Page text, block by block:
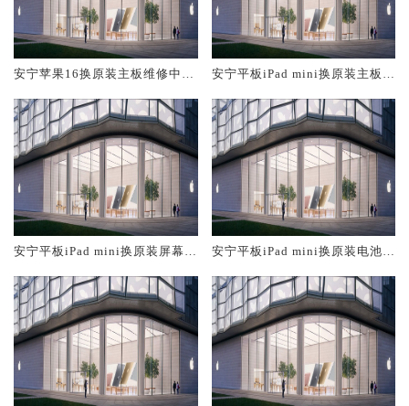
安宁苹果16换原装主板维修中心
安宁平板iPad mini换原装主板维
安宁平板iPad mini换原装屏幕服
安宁平板iPad mini换原装电池维